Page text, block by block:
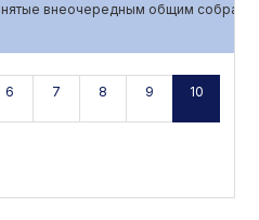
внеочередным общим
6 7 8 9 10